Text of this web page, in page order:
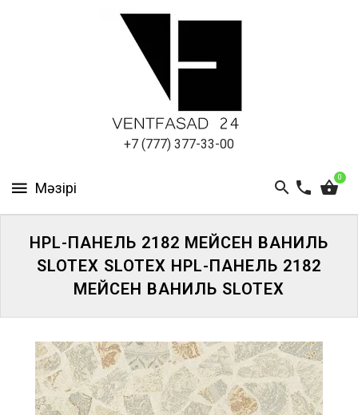
+7 (777) 377-33-00
0
ПАНЕЛИ
КІРІҢІЗ
ПАРОЛЬДІ
ҰМЫТТЫҢЫЗ
HPL-ПАНЕЛЬ 2182 МЕЙСЕН ВАНИЛЬ
SLOTEX SLOTEX HPL-ПАНЕЛЬ 2182
МЕЙСЕН ВАНИЛЬ SLOTEX